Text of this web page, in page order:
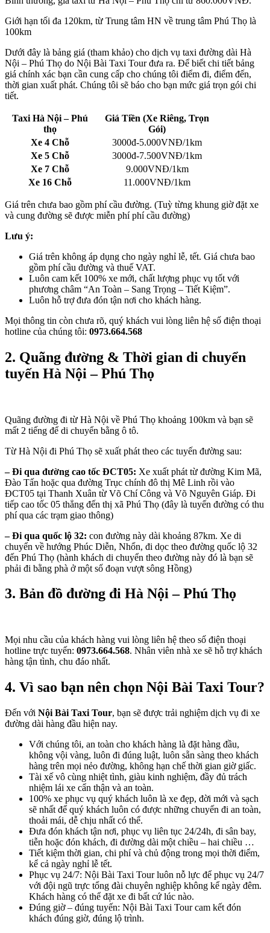
Giới hạn tối đa 120km, từ Trung tâm HN về trung tâm Phú Thọ là
100km
Dưới đây là bảng giá (tham khảo) cho dịch vụ taxi đường dài Hà
Nội – Phú Thọ do Nội Bài Taxi Tour đưa ra. Để biết chi tiết bảng
giá chính xác bạn cần cung cấp cho chúng tôi điểm đi, điểm đến,
thời gian xuất phát. Chúng tôi sẽ báo cho bạn mức giá trọn gói chi
tiết.
Taxi Hà Nội – Phú
thọ
Giá Tiền (Xe Riêng, Trọn
Gói)
Xe 4 Chỗ
3000đ-5.000VNĐ/1km
Xe 5 Chỗ
3000đ-7.500VNĐ/1km
Xe 7 Chỗ
9.000VNĐ/1km
Xe 16 Chỗ
11.000VNĐ/1km
Giá trên chưa bao gồm phí cầu đường. (Tuỳ từng khung giờ đặt xe
và cung đường sẽ được miễn phí phí cầu đường)
Lưu ý:
Giá trên không áp dụng cho ngày nghỉ lễ, tết. Giá chưa bao
gồm phí cầu đường và thuế VAT.
Luôn cam kết 100% xe mới, chất lượng phục vụ tốt với
phương châm “An Toàn – Sang Trọng – Tiết Kiệm”.
Luôn hỗ trợ đưa đón tận nơi cho khách hàng.
Mọi thông tin còn chưa rõ, quý khách vui lòng liên hệ số điện thoại
hotline của chúng tôi: 0973.664.568
2. Quãng đường & Thời gian di chuyển
tuyến Hà Nội – Phú Thọ
Quãng đường đi từ Hà Nội về Phú Thọ khoảng 100km và bạn sẽ
mất 2 tiếng để di chuyển bằng ô tô.
Từ Hà Nội đi Phú Thọ sẽ xuất phát theo các tuyến đường sau:
– Đi qua đường cao tốc ĐCT05: Xe xuất phát từ đường Kim Mã,
Đào Tấn hoặc qua đường Trục chính đô thị Mê Linh rồi vào
ĐCT05 tại Thanh Xuân từ Võ Chí Công và Võ Nguyên Giáp. Đi
tiếp cao tốc 05 thẳng đến thị xã Phú Thọ (đây là tuyến đường có thu
phí qua các trạm giao thông)
– Đi qua quốc lộ 32: con đường này dài khoảng 87km. Xe di
chuyển về hướng Phúc Diễn, Nhổn, đi dọc theo đường quốc lộ 32
đến Phú Thọ (hành khách di chuyển theo đường này đó là bạn sẽ
phải đi bằng phà ở một số đoạn vượt sông Hồng)
3. Bản đồ đường đi Hà Nội – Phú Thọ
Mọi nhu cầu của khách hàng vui lòng liên hệ theo số điện thoại
hotline trực tuyến: 0973.664.568. Nhân viên nhà xe sẽ hỗ trợ khách
hàng tận tình, chu đáo nhất.
4. Vì sao bạn nên chọn Nội Bài Taxi Tour?
Đến với Nội Bài Taxi Tour, bạn sẽ được trải nghiệm dịch vụ đi xe
đường dài hàng đầu hiện nay.
Với chúng tôi, an toàn cho khách hàng là đặt hàng đầu,
không vội vàng, luôn đi đúng luật, luôn sẵn sàng theo khách
hàng trên mọi nẻo đường, không hạn chế thời gian giờ giấc.
Tài xế vô cùng nhiệt tình, giàu kinh nghiệm, đầy đủ trách
nhiệm lái xe cẩn thận và an toàn.
100% xe phục vụ quý khách luôn là xe đẹp, đời mới và sạch
sẽ nhất để quý khách luôn có được những chuyến đi an toàn,
thoải mái, dễ chịu nhất có thể.
Đưa đón khách tận nơi, phục vụ liên tục 24/24h, đi sân bay,
tiễn hoặc đón khách, đi đường dài một chiều – hai chiều …
Tiết kiệm thời gian, chi phí và chủ động trong mọi thời điểm,
kể cả ngày nghỉ lễ tết.
Phục vụ 24/7: Nội Bài Taxi Tour luôn nỗ lực để phục vụ 24/7
với đội ngũ trực tổng đài chuyên nghiệp không kể ngày đêm.
Khách hàng có thể đặt xe đi bất cứ lúc nào.
Đúng giờ – đúng tuyến: Nội Bài Taxi Tour cam kết đón
khách đúng giờ, đúng lộ trình.